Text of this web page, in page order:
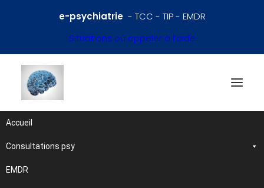
e-psychiatrie- TCC - TIP - EMDR
Situations où appeler à l’aide
Accueil
Consultations psy
EMDRet santé mentale